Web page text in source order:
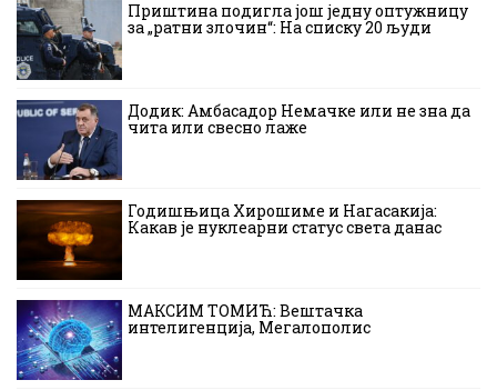
Приштина подигла још једну оптужницу
за „ратни злочин“: На списку 20 људи
Додик: Амбасадор Немачке или не зна да
чита или свесно лаже
Годишњица Хирошиме и Нагасакија:
Какав је нуклеарни статус света данас
МАКСИМ ТОМИЋ: Вештачка
интелигенција, Мегалополис